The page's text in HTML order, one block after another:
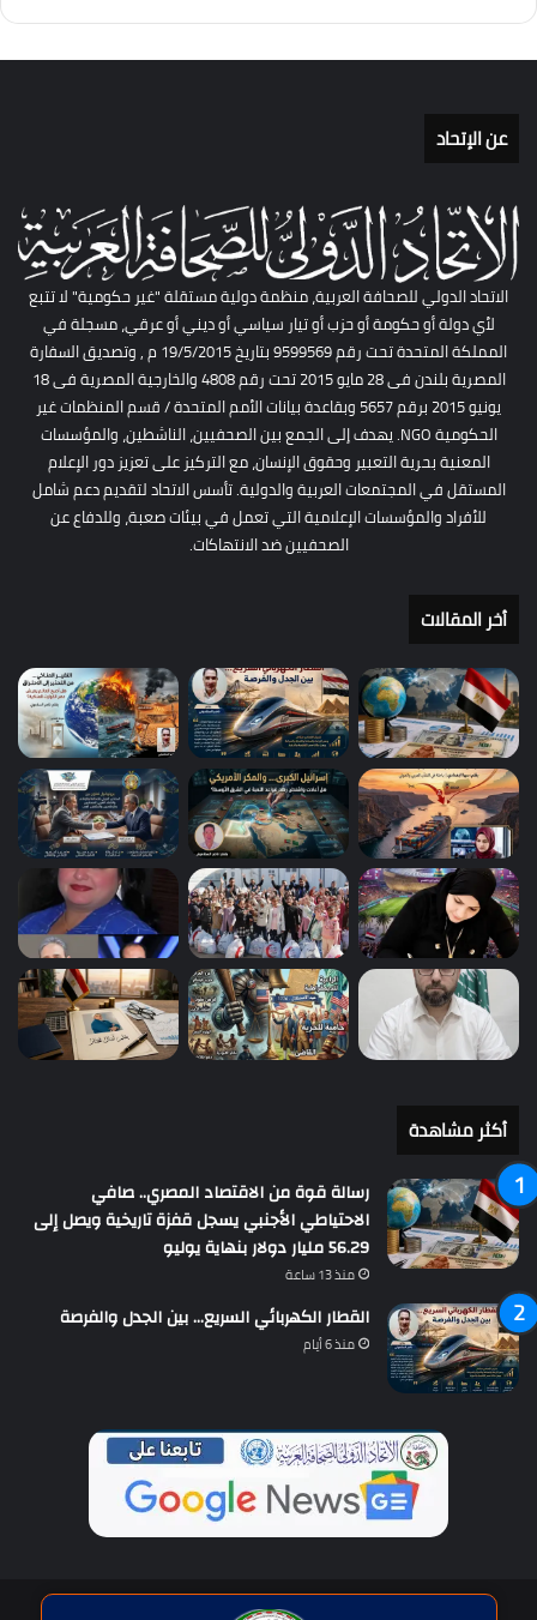
عن الإتحاد
الاتحاد الدولي للصحافة العربية، منظمة دولية مستقلة "غير حكومية" لا تتبع
لأي دولة أو حكومة أو حزب أو تيار سياسي أو ديني أو عرقي، مسجلة في
المملكة المتحدة تحت رقم 9599569 بتاريخ 19/5/2015 م , وتصديق السفارة
المصرية بلندن فى 28 مايو 2015 تحت رقم 4808 والخارجية المصرية فى 18
يونيو 2015 برقم 5657 وبقاعدة بيانات الأمم المتحدة / قسم المنظمات غير
الحكومية NGO. يهدف إلى الجمع بين الصحفيين، الناشطين، والمؤسسات
المعنية بحرية التعبير وحقوق الإنسان، مع التركيز على تعزيز دور الإعلام
المستقل في المجتمعات العربية والدولية. تأسس الاتحاد لتقديم دعم شامل
للأفراد والمؤسسات الإعلامية التي تعمل في بيئات صعبة، وللدفاع عن
الصحفيين ضد الانتهاكات.
أخر المقالات
أكثر مشاهدة
رسالة قوة من الاقتصاد المصري.. صافي
الاحتياطي الأجنبي يسجل قفزة تاريخية ويصل إلى
56.29 مليار دولار بنهاية يوليو
منذ 13 ساعة
القطار الكهربائي السريع… بين الجدل والفرصة
منذ 6 أيام